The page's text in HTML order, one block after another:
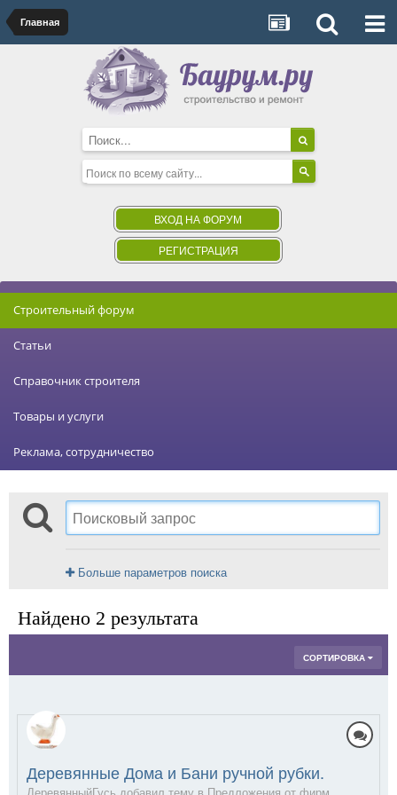
Главная
ВХОД НА ФОРУМ
РЕГИСТРАЦИЯ
Строительный форум
Статьи
Справочник строителя
Товары и услуги
Реклама, сотрудничество
Больше параметров поиска
Найдено 2 результата
СОРТИРОВКА
Деревянные Дома и Бани ручной рубки.